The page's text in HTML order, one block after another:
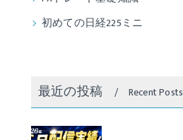
初めての日経225ミニ
最近の投稿 Recent Posts